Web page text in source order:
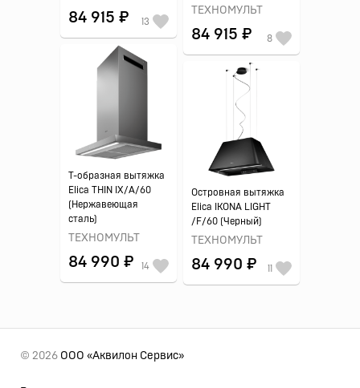
84 915 ₽ 13
ТЕХНОМУЛЬТ
84 915 ₽ 8
Т-образная вытяжка
Elica THIN IX/A/60
(Нержавеющая
сталь)
ТЕХНОМУЛЬТ
84 990 ₽ 14
Островная вытяжка
Elica IKONA LIGHT
/F/60 (Черный)
ТЕХНОМУЛЬТ
84 990 ₽ 11
© 2026 ООО «Аквилон Сервис»